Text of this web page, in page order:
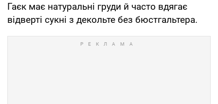
Гаєк має натуральні груди й часто вдягає
відверті сукні з декольте без бюстгальтера.